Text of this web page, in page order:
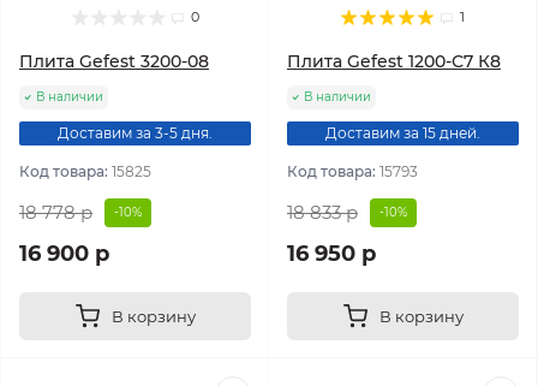
0
Плита Gefest 3200-08
В наличии
Доставим за 3-5 дня.
Код товара: 15825
18 778 р -10%
16 900 р
В корзину
1
Плита Gefest 1200-С7 К8
В наличии
Доставим за 15 дней.
Код товара: 15793
18 833 р -10%
16 950 р
В корзину